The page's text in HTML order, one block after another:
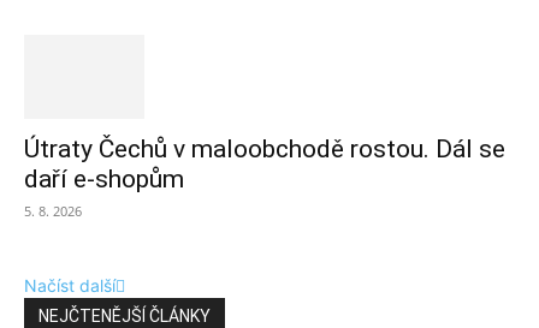
Útraty Čechů v maloobchodě rostou. Dál se
daří e-shopům
5. 8. 2026
Načíst další
NEJČTENĚJŠÍ ČLÁNKY